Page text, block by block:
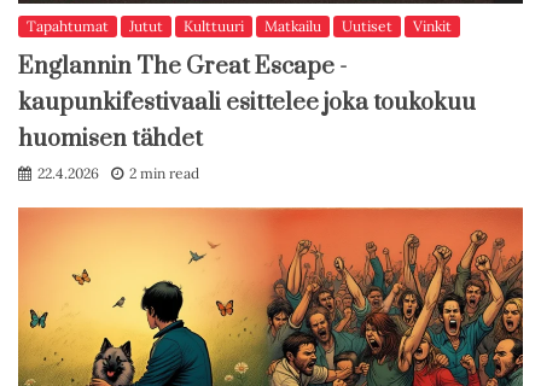
Tapahtumat Jutut Kulttuuri Matkailu Uutiset Vinkit
Englannin The Great Escape -
kaupunkifestivaali esittelee joka toukokuu
huomisen tähdet
22.4.2026 2 min read